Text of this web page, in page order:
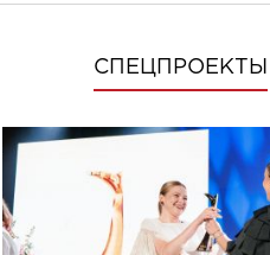
СПЕЦПРОЕКТЫ